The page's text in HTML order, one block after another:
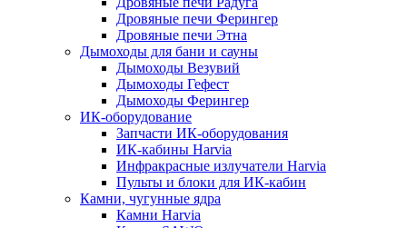
Дровяные печи Ферингер
Дровяные печи Этна
Дымоходы для бани и сауны
Дымоходы Везувий
Дымоходы Гефест
Дымоходы Ферингер
ИК-оборудование
Запчасти ИК-оборудования
ИК-кабины Harvia
Инфракрасные излучатели Harvia
Пульты и блоки для ИК-кабин
Камни, чугунные ядра
Камни Harvia